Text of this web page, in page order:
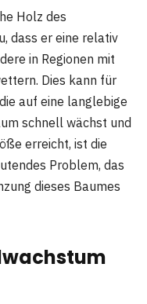
Holz des
dass er eine relativ
in Regionen mit
Dies kann für
auf eine langlebige
schnell wächst und
erreicht, ist die
Problem, das
dieses Baumes